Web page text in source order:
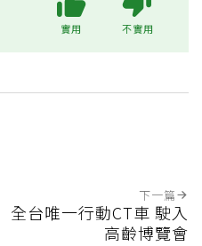
實用 不實用
下一篇
全台唯一行動CT車 駛入
高齡博覽會